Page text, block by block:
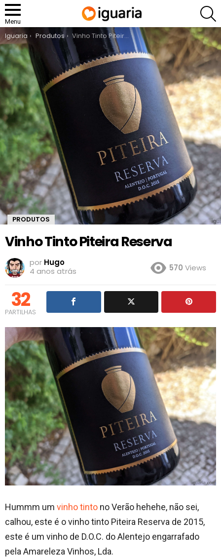
Menu
You are here:
Iguaria Produtos Vinho Tinto Piteira Reserva
PRODUTOS
Vinho Tinto Piteira Reserva
por Hugo
4 anos atrás
570 Views
32
PARTILHAS
Hummm um vinho tinto no Verão hehehe, não sei,
calhou, este é o vinho tinto Piteira Reserva de 2015,
este é um vinho de D.O.C. do Alentejo engarrafado
pela Amareleza Vinhos, Lda.